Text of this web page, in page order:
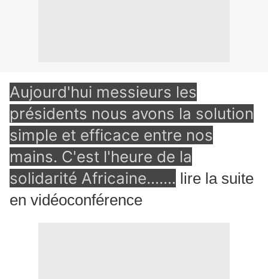
Aujourd'hui messieurs les
présidents nous avons la solution
simple et efficace entre nos
mains. C'est l'heure de la
solidarité Africaine....... lire la suite
en vidéoconférence